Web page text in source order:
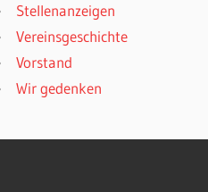
Stellenanzeigen
Vereinsgeschichte
Vorstand
Wir gedenken